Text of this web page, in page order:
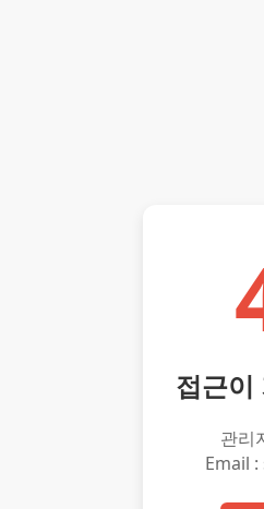
접근이
관리
Email